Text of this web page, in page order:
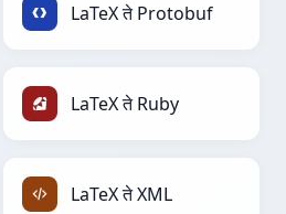
LaTeX ते Protobuf
LaTeX ते Ruby
LaTeX ते XML